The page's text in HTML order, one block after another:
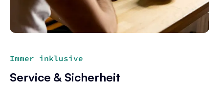
Immer inklusive
Service & Sicherheit